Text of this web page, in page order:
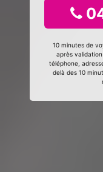
10 minutes de
après
téléphone,
delà des 10